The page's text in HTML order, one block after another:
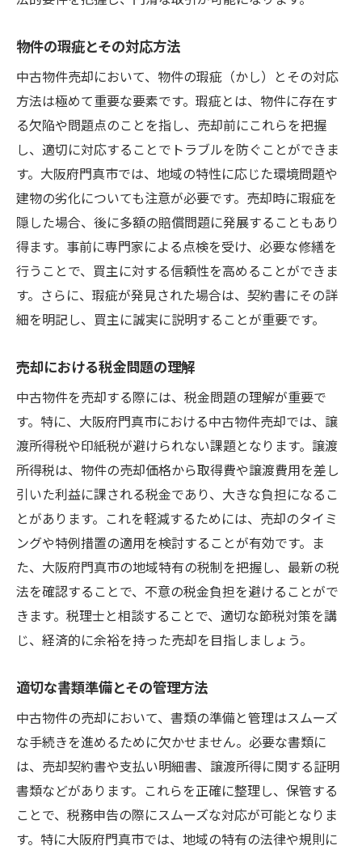
物件の瑕疵とその対応方法
中古物件売却において、物件の瑕疵（かし）とその対応
方法は極めて重要な要素です。瑕疵とは、物件に存在す
る欠陥や問題点のことを指し、売却前にこれらを把握
し、適切に対応することでトラブルを防ぐことができま
す。大阪府門真市では、地域の特性に応じた環境問題や
建物の劣化についても注意が必要です。売却時に瑕疵を
隠した場合、後に多額の賠償問題に発展することもあり
得ます。事前に専門家による点検を受け、必要な修繕を
行うことで、買主に対する信頼性を高めることができま
す。さらに、瑕疵が発見された場合は、契約書にその詳
細を明記し、買主に誠実に説明することが重要です。
売却における税金問題の理解
中古物件を売却する際には、税金問題の理解が重要で
す。特に、大阪府門真市における中古物件売却では、譲
渡所得税や印紙税が避けられない課題となります。譲渡
所得税は、物件の売却価格から取得費や譲渡費用を差し
引いた利益に課される税金であり、大きな負担になるこ
とがあります。これを軽減するためには、売却のタイミ
ングや特例措置の適用を検討することが有効です。ま
た、大阪府門真市の地域特有の税制を把握し、最新の税
法を確認することで、不意の税金負担を避けることがで
きます。税理士と相談することで、適切な節税対策を講
じ、経済的に余裕を持った売却を目指しましょう。
適切な書類準備とその管理方法
中古物件の売却において、書類の準備と管理はスムーズ
な手続きを進めるために欠かせません。必要な書類に
は、売却契約書や支払い明細書、譲渡所得に関する証明
書類などがあります。これらを正確に整理し、保管する
ことで、税務申告の際にスムーズな対応が可能となりま
す。特に大阪府門真市では、地域の特有の法律や規則に